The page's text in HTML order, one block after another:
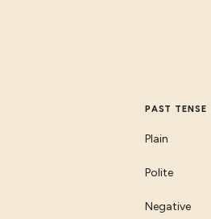
PAST TENSE
Plain
Polite
Negative